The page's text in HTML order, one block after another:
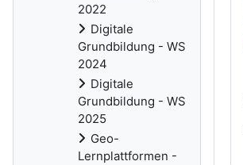
2022
Digitale
Grundbildung - WS
2024
Digitale
Grundbildung - WS
2025
Geo-
Lernplattformen -